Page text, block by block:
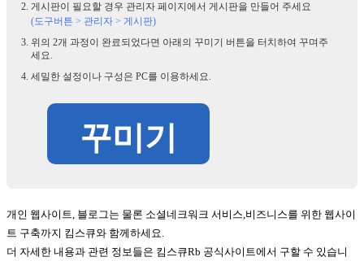
게시판이 필요할 경우 관리자 페이지에서 게시판을 만들어 주세요
(도구버튼 > 관리자 > 게시판)
위의 2개 과정이 완료되었다면 아래의 꾸미기 버튼을 터치하여 꾸며주
세요.
세밀한 설정이나 구성은 PC를 이용하세요.
꾸미기
개인 웹사이트, 블로그는 물론 소셜네크워크 서비스,비즈니스를 위한 웹사이
트 구축까지 킴스큐와 함께하세요.
더 자세한 내용과 관련 정보들은 킴스큐Rb 공식사이트에서 구할 수 있습니